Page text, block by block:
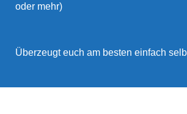
oder mehr)
Überzeugt euch am besten einfach